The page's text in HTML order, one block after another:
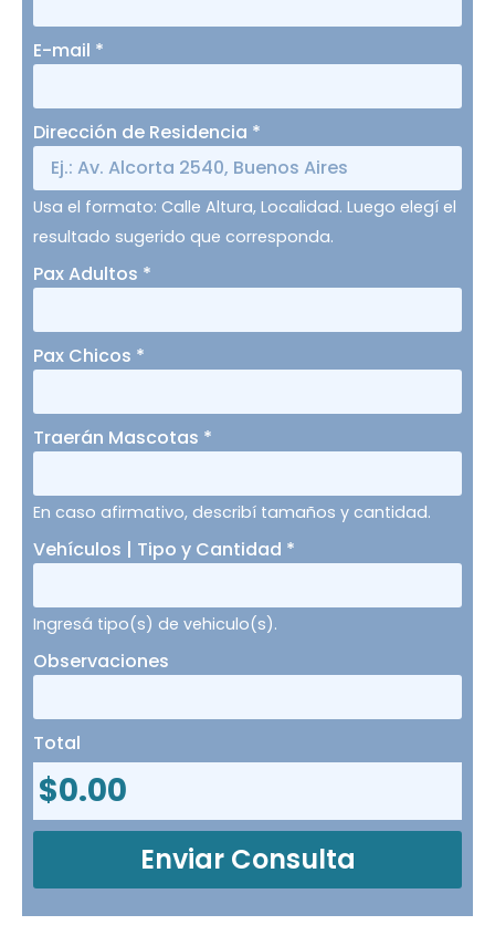
E-mail *
Dirección de Residencia *
Usa el formato: Calle Altura, Localidad. Luego elegí el
resultado sugerido que corresponda.
Pax Adultos *
Pax Chicos *
Traerán Mascotas *
En caso afirmativo, describí tamaños y cantidad.
Vehículos | Tipo y Cantidad *
Ingresá tipo(s) de vehiculo(s).
Observaciones
Total
$0.00
Enviar Consulta